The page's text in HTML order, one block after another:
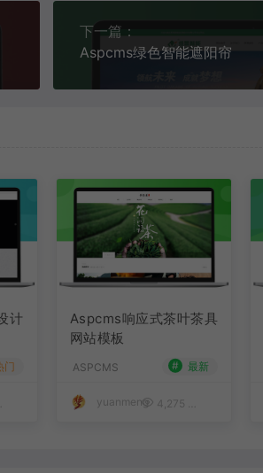
下一篇：
Aspcms绿色智能遮阳帘
计
门
Aspcms响应式茶叶茶具
网站模板
ASPCMS # 最新
yuanmeng 4,275